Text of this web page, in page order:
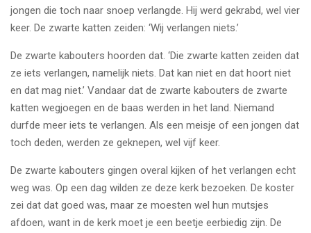
jongen die toch naar snoep verlangde. Hij werd gekrabd, wel vier
keer. De zwarte katten zeiden: ‘Wij verlangen niets.’
De zwarte kabouters hoorden dat. ‘Die zwarte katten zeiden dat
ze iets verlangen, namelijk niets. Dat kan niet en dat hoort niet
en dat mag niet.’ Vandaar dat de zwarte kabouters de zwarte
katten wegjoegen en de baas werden in het land. Niemand
durfde meer iets te verlangen. Als een meisje of een jongen dat
toch deden, werden ze geknepen, wel vijf keer.
De zwarte kabouters gingen overal kijken of het verlangen echt
weg was. Op een dag wilden ze deze kerk bezoeken. De koster
zei dat dat goed was, maar ze moesten wel hun mutsjes
afdoen, want in de kerk moet je een beetje eerbiedig zijn. De